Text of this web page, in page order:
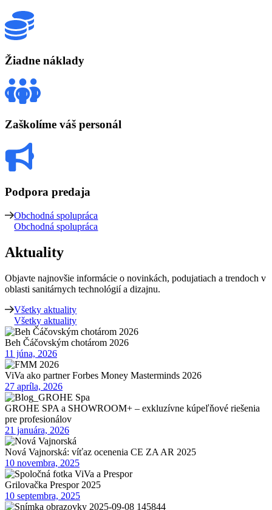
Žiadne náklady
Zaškolíme váš personál
Podpora predaja
Obchodná spolupráca
Obchodná spolupráca
Aktuality
Objavte najnovšie informácie o novinkách, podujatiach a trendoch v
oblasti sanitárnych technológií a dizajnu.
Všetky aktuality
Všetky aktuality
Beh Čáčovským chotárom 2026
11 júna, 2026
ViVa ako partner Forbes Money Masterminds 2026
27 apríla, 2026
GROHE SPA a SHOWROOM+ – exkluzívne kúpeľňové riešenia
pre profesionálov
21 januára, 2026
Nová Vajnorská: víťaz ocenenia CE ZA AR 2025
10 novembra, 2025
Grilovačka Prespor 2025
10 septembra, 2025